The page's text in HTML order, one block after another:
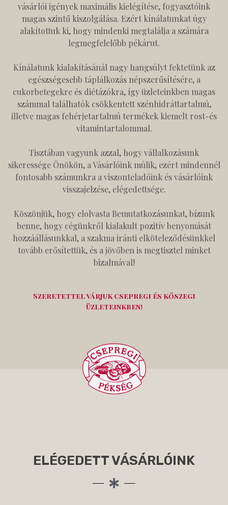
vásárlói igények maximális kielégítése, fogyasztóink
magas szintű kiszolgálása. Ezért kínálatunkat úgy
alakítottuk ki, hogy mindenki megtalálja a számára
legmegfelelőbb pékárut.
Kínálatunk kialakításánál nagy hangsúlyt fektetünk az
egészségesebb táplálkozás népszerűsítésére, a
cukorbetegekre és diétázókra, így üzleteinkben magas
számmal találhatók csökkentett szénhidráttartalmú,
illetve magas fehérjetartalmú termékek kiemelt rost-és
vitamintartalommal.
Tisztában vagyunk azzal, hogy vállalkozásunk
sikeressége Önökön, a Vásárlóink múlik, ezért mindennél
fontosabb számunkra a viszonteladóink és vásárlóink
visszajelzése, elégedettsége.
Köszönjük, hogy elolvasta Bemutatkozásunkat, bízunk
benne, hogy cégünkről kialakult pozitív benyomását
hozzáállásunkkal, a szakma iránti elköteleződésünkkel
tovább erősítettük, és a jövőben is megtisztel minket
bizalmával!
Szeretettel várjuk csepregi és kőszegi
üzleteinkben!
ELÉGEDETT VÁSÁRLÓINK